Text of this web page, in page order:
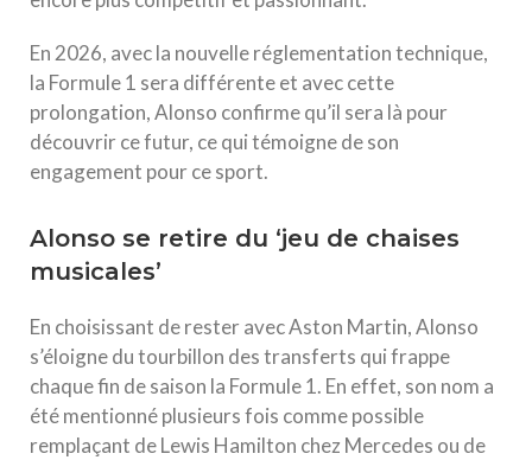
En 2026, avec la nouvelle réglementation technique,
la Formule 1 sera différente et avec cette
prolongation, Alonso confirme qu’il sera là pour
découvrir ce futur, ce qui témoigne de son
engagement pour ce sport.
Alonso se retire du ‘jeu de chaises
musicales’
En choisissant de rester avec Aston Martin, Alonso
s’éloigne du tourbillon des transferts qui frappe
chaque fin de saison la Formule 1. En effet, son nom a
été mentionné plusieurs fois comme possible
remplaçant de Lewis Hamilton chez Mercedes ou de